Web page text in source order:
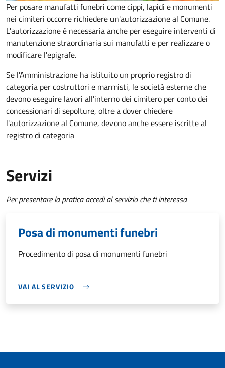
Per posare manufatti funebri come cippi, lapidi e monumenti
nei cimiteri occorre richiedere un'autorizzazione al Comune.
L'autorizzazione è necessaria anche per eseguire interventi di
manutenzione straordinaria sui manufatti e per realizzare o
modificare l'epigrafe.
Se l'Amministrazione ha istituito un proprio registro di
categoria per costruttori e marmisti, le società esterne che
devono eseguire lavori all'interno dei cimitero per conto dei
concessionari di sepolture, oltre a dover chiedere
l'autorizzazione al Comune, devono anche essere iscritte al
registro di categoria
Servizi
Per presentare la pratica accedi al servizio che ti interessa
Posa di monumenti funebri
Procedimento di posa di monumenti funebri
VAI AL SERVIZIO